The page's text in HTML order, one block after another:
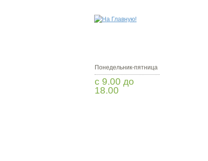
Понедельник-пятница
с 9.00 до
18.00